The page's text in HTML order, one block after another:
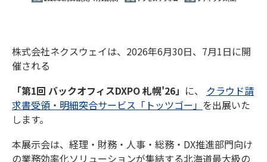
株式会社ネクスウェイは、2026年6月30日、7月1日に開
催される
「第1回 バックオフィスDXPO 札幌'26」 に、 クラウド請
求書受領・明細突合サービス「トッツゴー」 を出展いた
します。
本展示会は、経理・財務・人事・総務・DX推進部門向け
の業務効率化ソリューションが集結する北海道最大級の